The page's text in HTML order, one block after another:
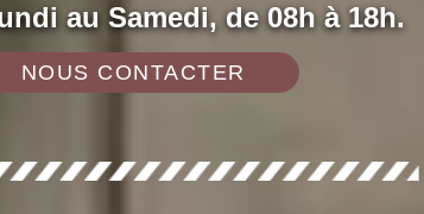
au Samedi, de 08h à 18h.
NOUS CONTACTER